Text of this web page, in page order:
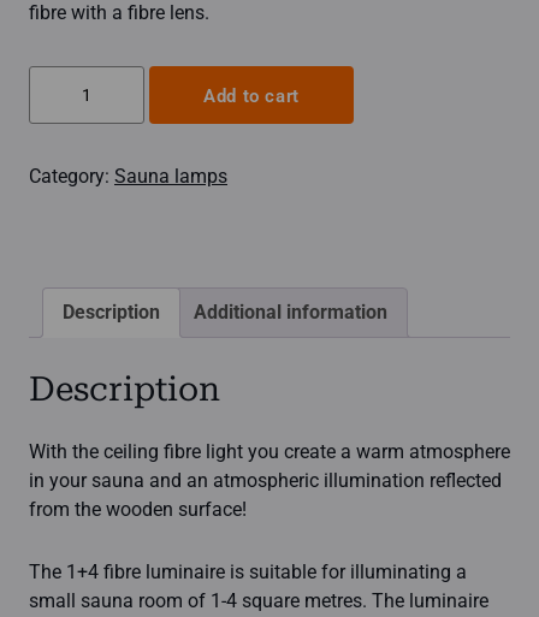
fibre with a fibre lens.
fibre
Add to cart
Category: Sauna lamps
Description Additional information
Description
With the ceiling fibre light you create a warm atmosphere
in your sauna and an atmospheric illumination reflected
from the wooden surface!
The 1+4 fibre luminaire is suitable for illuminating a
small sauna room of 1-4 square metres. The luminaire